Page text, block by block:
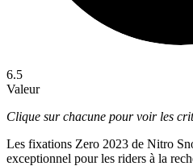
6.5
Valeur
Clique sur chacune pour voir les
Les fixations Zero 2023 de Nitro
exceptionnel pour les riders à la